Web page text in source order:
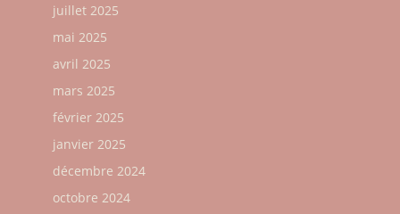
juillet 2025
mai 2025
avril 2025
mars 2025
février 2025
janvier 2025
décembre 2024
octobre 2024